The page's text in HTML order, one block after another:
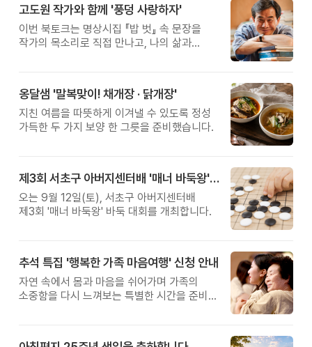
고도원 작가와 함께 '풍덩 사랑하자'
이번 북토크는 명상시집 『밥 벗』 속 문장을
작가의 목소리로 직접 만나고, 나의 삶과
옹달샘 '말복맞이! 채개장 · 닭개장'
지친 여름을 따뜻하게 이겨낼 수 있도록 정성
가득한 두 가지 보양 한 그릇을 준비했습니다.
제3회 서초구 아버지센터배 '매너 바둑왕' 대회
오는 9월 12일(토), 서초구 아버지센터배
제3회 '매너 바둑왕' 바둑 대회를 개최합니다.
추석 특집 '행복한 가족 마음여행' 신청 안내
자연 속에서 몸과 마음을 쉬어가며 가족의
소중함을 다시 느껴보는 특별한 시간을 준비해